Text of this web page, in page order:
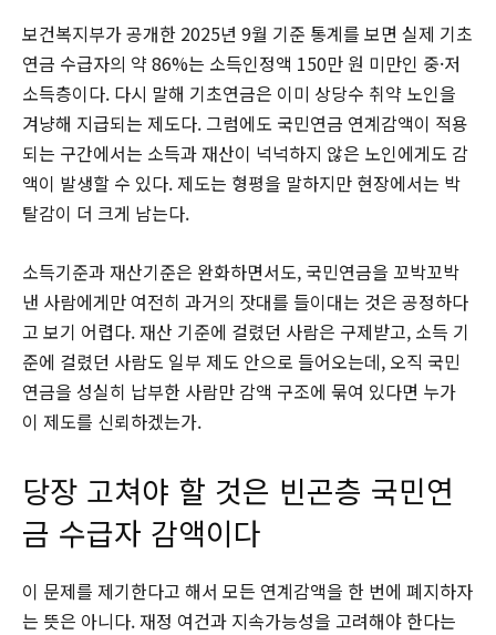
보건복지부가 공개한 2025년 9월 기준 통계를 보면 실제 기초
연금 수급자의 약 86%는 소득인정액 150만 원 미만인 중·저
소득층이다. 다시 말해 기초연금은 이미 상당수 취약 노인을
겨냥해 지급되는 제도다. 그럼에도 국민연금 연계감액이 적용
되는 구간에서는 소득과 재산이 넉넉하지 않은 노인에게도 감
액이 발생할 수 있다. 제도는 형평을 말하지만 현장에서는 박
탈감이 더 크게 남는다.
소득기준과 재산기준은 완화하면서도, 국민연금을 꼬박꼬박
낸 사람에게만 여전히 과거의 잣대를 들이대는 것은 공정하다
고 보기 어렵다. 재산 기준에 걸렸던 사람은 구제받고, 소득 기
준에 걸렸던 사람도 일부 제도 안으로 들어오는데, 오직 국민
연금을 성실히 납부한 사람만 감액 구조에 묶여 있다면 누가
이 제도를 신뢰하겠는가.
당장 고쳐야 할 것은 빈곤층 국민연
금 수급자 감액이다
이 문제를 제기한다고 해서 모든 연계감액을 한 번에 폐지하자
는 뜻은 아니다. 재정 여건과 지속가능성을 고려해야 한다는